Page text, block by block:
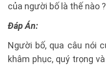
của người bố là thế nào ?
Đáp Án:
Người bố, qua câu nói
khâm phục, quý trọng